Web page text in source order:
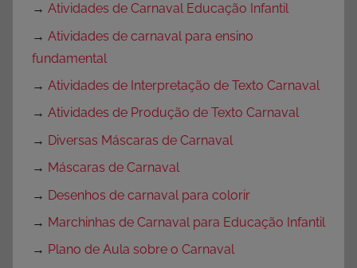
→ Atividades de Carnaval Educação Infantil
→ Atividades de carnaval para ensino
fundamental
→ Atividades de Interpretação de Texto Carnaval
→ Atividades de Produção de Texto Carnaval
→ Diversas Máscaras de Carnaval
→ Máscaras de Carnaval
→ Desenhos de carnaval para colorir
→ Marchinhas de Carnaval para Educação Infantil
→ Plano de Aula sobre o Carnaval